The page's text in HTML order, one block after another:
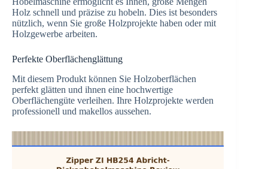
Holz schnell und präzise zu hobeln. Dies ist besonders
nützlich, wenn Sie große Holzprojekte haben oder mit
Holzgewerbe arbeiten.
Perfekte Oberflächenglättung
Mit diesem Produkt können Sie Holzoberflächen
perfekt glätten und ihnen eine hochwertige
Oberflächengüte verleihen. Ihre Holzprojekte werden
professionell und makellos aussehen.